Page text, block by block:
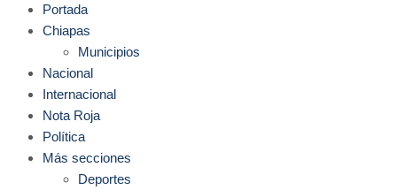
Portada
Chiapas
Municipios
Nacional
Internacional
Nota Roja
Política
Más secciones
Deportes